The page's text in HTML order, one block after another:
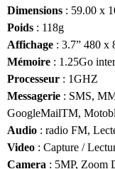
Dimensions : 59.00 x
Poids : 118g
Affichage : 3.7” 480 x
Mémoire : 1.25Go
Processeur : 1GHZ
Messagerie : SMS,
GoogleMailTM,
Audio : radio FM,
Video : Capture /
Camera : 5MP, Zoom